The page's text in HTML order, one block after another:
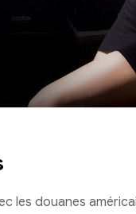
les douanes